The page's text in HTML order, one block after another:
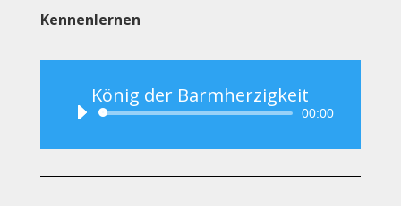
Kennenlernen
König der Barmherzigkeit
Audio-
00:00